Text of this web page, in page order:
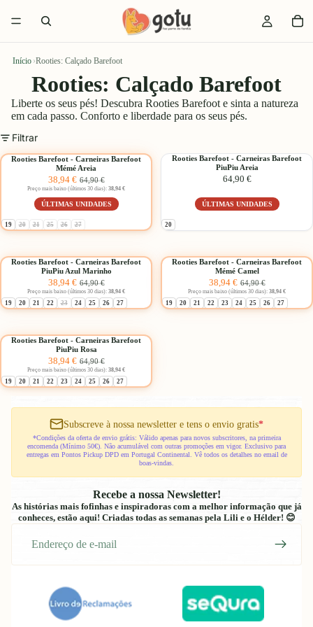
Início ›Rooties: Calçado Barefoot
Rooties: Calçado Barefoot
Liberte os seus pés! Descubra Rooties Barefoot e sinta a natureza
em cada passo. Conforto e liberdade para os seus pés.
Filtrar
Rooties
Carneiras
Barefoot
Mémé
Areia
Rooties Barefoot - Carneiras Barefoot
Mémé Areia
Preço
Promocional
38,94 € Preço
normal
64,90 €
Preço mais baixo (últimos 30 dias): 38,94 €
ÚLTIMAS UNIDADES
19 Esgotado:
20 Esgotado:
21 Esgotado:
25 Esgotado:
26 Esgotado:
27
Rooties
Carneiras
Barefoot
PiuPiu
Areia
Rooties Barefoot - Carneiras Barefoot
PiuPiu Areia
64,90 €
ÚLTIMAS UNIDADES
20
Rooties
Carneiras
Barefoot
Azul
Rooties Barefoot - Carneiras Barefoot
PiuPiu Azul Marinho
Preço
Promocional
38,94 € Preço
normal
64,90 €
Preço mais baixo (últimos 30 dias): 38,94 €
19 20 21 22 Esgotado:
23 24 25 26 27
Rooties
Carneiras
Barefoot
Rooties Barefoot - Carneiras Barefoot
Mémé Camel
Preço
Promocional
38,94 € Preço
normal
64,90 €
Preço mais baixo (últimos 30 dias): 38,94 €
19 20 21 22 23 24 25 26 27
Rooties
Carneiras
Barefoot
Rooties Barefoot - Carneiras Barefoot
PiuPiu Rosa
Preço
Promocional
38,94 € Preço
normal
64,90 €
Preço mais baixo (últimos 30 dias): 38,94 €
19 20 21 22 23 24 25 26 27
Subscreve à nossa newsletter e tens o envio gratis*
*Condições da oferta de envio grátis: Válido apenas para novos subscritores, na primeira
encomenda (Mínimo 50€). Não acumulável com outras promoções em vigor. Exclusivo para
entregas em Pontos Pickup DPD em Portugal Continental. Vê todos os detalhes no email de
boas-vindas.
Recebe a nossa Newsletter!
As histórias mais fofinhas e inspiradoras com a melhor informação que já
conheces, estão aqui! Criadas todas as semanas pela Lili e o Hélder! 😊